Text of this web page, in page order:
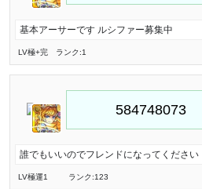
基本アーサーです ルシファー募集中
LV極+完 ランク:1
誰でもいいのでフレンドになってください
LV極運1 ランク:123